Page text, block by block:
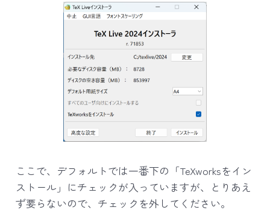
ここで、デフォルトでは一番下の「TeXworksをイン
ストール」にチェックが入っていますが、とりあえ
ず要らないので、チェックを外してください。